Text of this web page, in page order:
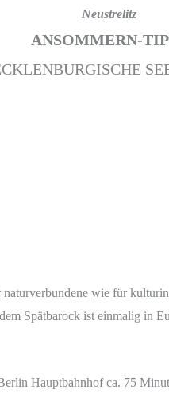
Neustrelitz
ANSOMMERN-
naturverbundene wie für
Spätbarock ist einmalig in
Hauptbahnhof ca. 75